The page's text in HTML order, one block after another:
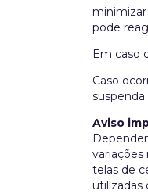
pode
Em caso
Caso
suspenda
Aviso
variações
telas de
utilizadas